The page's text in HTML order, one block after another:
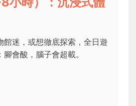
館迷，或想徹底探索，全日遊
會酸，腦子會超載。